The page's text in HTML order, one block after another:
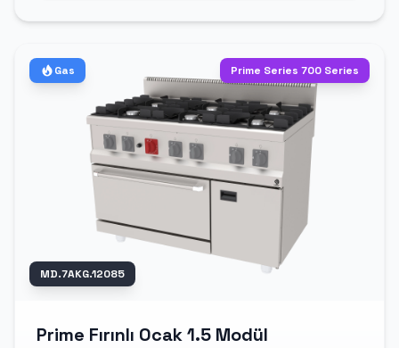
MD.7AKG.12085
Gas Prime Series 700 Series
Prime Fırınlı Ocak 1.5 Modül